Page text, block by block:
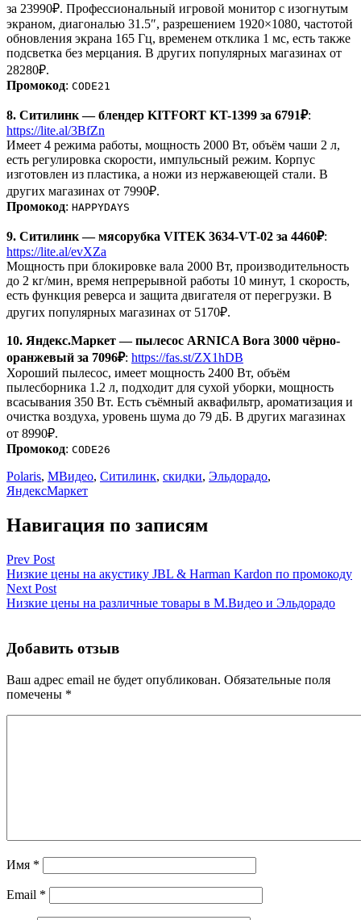
за 23990₽. Профессиональный игровой монитор с изогнутым
экраном, диагональю 31.5″, разрешением 1920×1080, частотой
обновления экрана 165 Гц, временем отклика 1 мс, есть также
подсветка без мерцания. В других популярных магазинах от
28280₽.
Промокод: CODE21
8. Ситилинк — блендер KITFORT KT-1399 за 6791₽:
https://lite.al/3BfZn
Имеет 4 режима работы, мощность 2000 Вт, объём чаши 2 л,
есть регулировка скорости, импульсный режим. Корпус
изготовлен из пластика, а ножи из нержавеющей стали. В
других магазинах от 7990₽.
Промокод: HAPPYDAYS
9. Ситилинк — мясорубка VITEK 3634-VT-02 за 4460₽:
https://lite.al/evXZa
Мощность при блокировке вала 2000 Вт, производительность
до 2 кг/мин, время непрерывной работы 10 минут, 1 скорость,
есть функция реверса и защита двигателя от перегрузки. В
других популярных магазинах от 5170₽.
10. Яндекс.Маркет — пылесос ARNICA Bora 3000 чёрно-
оранжевый за 7096₽: https://fas.st/ZX1hDB
Хороший пылесос, имеет мощность 2400 Вт, объём
пылесборника 1.2 л, подходит для сухой уборки, мощность
всасывания 350 Вт. Есть съёмный аквафильтр, ароматизация и
очистка воздуха, уровень шума до 79 дБ. В других магазинах
от 8990₽.
Промокод: CODE26
Polaris, МВидео, Ситилинк, скидки, Эльдорадо,
ЯндексМаркет
Навигация по записям
Prev Post
Низкие цены на акустику JBL & Harman Kardon по промокоду
Next Post
Низкие цены на различные товары в М.Видео и Эльдорадо
Добавить отзыв
Ваш адрес email не будет опубликован. Обязательные поля
помечены *
Имя *
Email *